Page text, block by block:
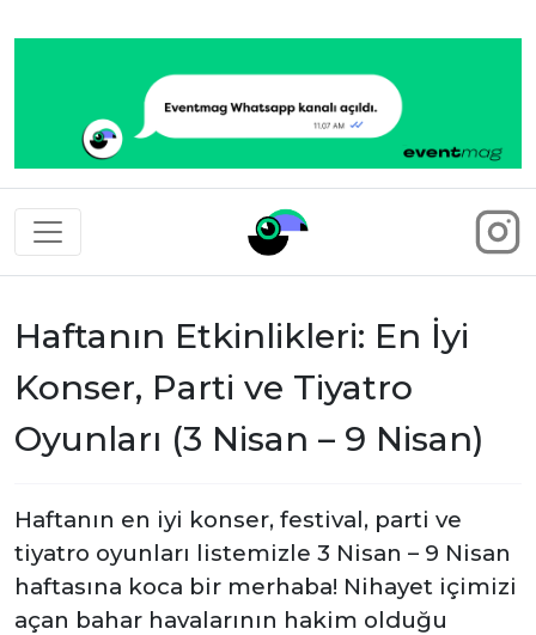
Eventmag
Haftanın Etkinlikleri: En İyi
Konser, Parti ve Tiyatro
Oyunları (3 Nisan – 9 Nisan)
Haftanın en iyi konser, festival, parti ve
tiyatro oyunları listemizle 3 Nisan – 9 Nisan
haftasına koca bir merhaba! Nihayet içimizi
açan bahar havalarının hakim olduğu